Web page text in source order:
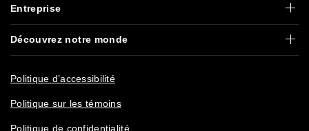
Entreprise
Découvrez notre monde
Politique d’accessibilité
Politique sur les témoins
Politique de confidentialité